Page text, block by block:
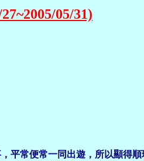
05/31)
平常便常一同出遊，所以顯得